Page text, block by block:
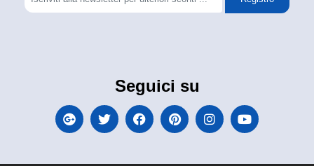
Seguici su